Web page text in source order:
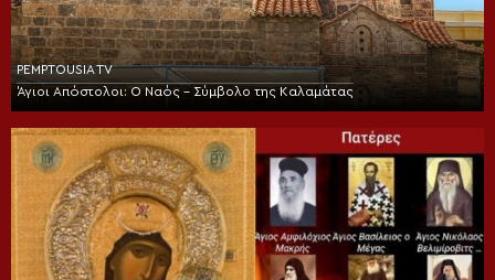
PEMPTOUSIA TV
Άγιοι Απόστολοι: Ο Ναός – Σύμβολο της Καλαμάτας